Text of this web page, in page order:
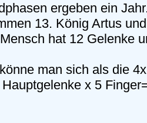
ergeben ein
13. König Artus
hat 12 Gelenke
man sich als die
x 5